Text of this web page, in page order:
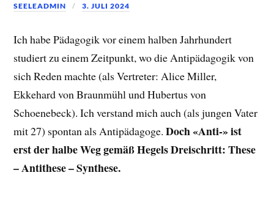
SEELEADMIN 3. JULI 2024
Ich habe Pädagogik vor einem halben Jahrhundert
studiert zu einem Zeitpunkt, wo die Antipädagogik von
sich Reden machte (als Vertreter: Alice Miller,
Ekkehard von Braunmühl und Hubertus von
Schoenebeck). Ich verstand mich auch (als jungen Vater
mit 27) spontan als Antipädagoge.Doch «Anti-» ist
erst der halbe Weg gemäß Hegels Dreischritt: These
– Antithese – Synthese.